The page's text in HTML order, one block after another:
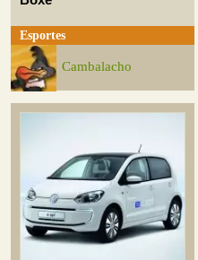
Esportes
Cambalacho